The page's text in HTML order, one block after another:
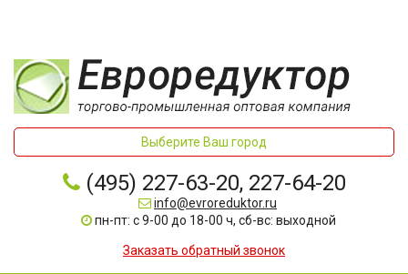
Выберите Ваш город
(495) 227-63-20, 227-64-20
info@evroreduktor.ru
пн-пт: с 9-00 до 18-00 ч, сб-вс: выходной
Заказать обратный звонок